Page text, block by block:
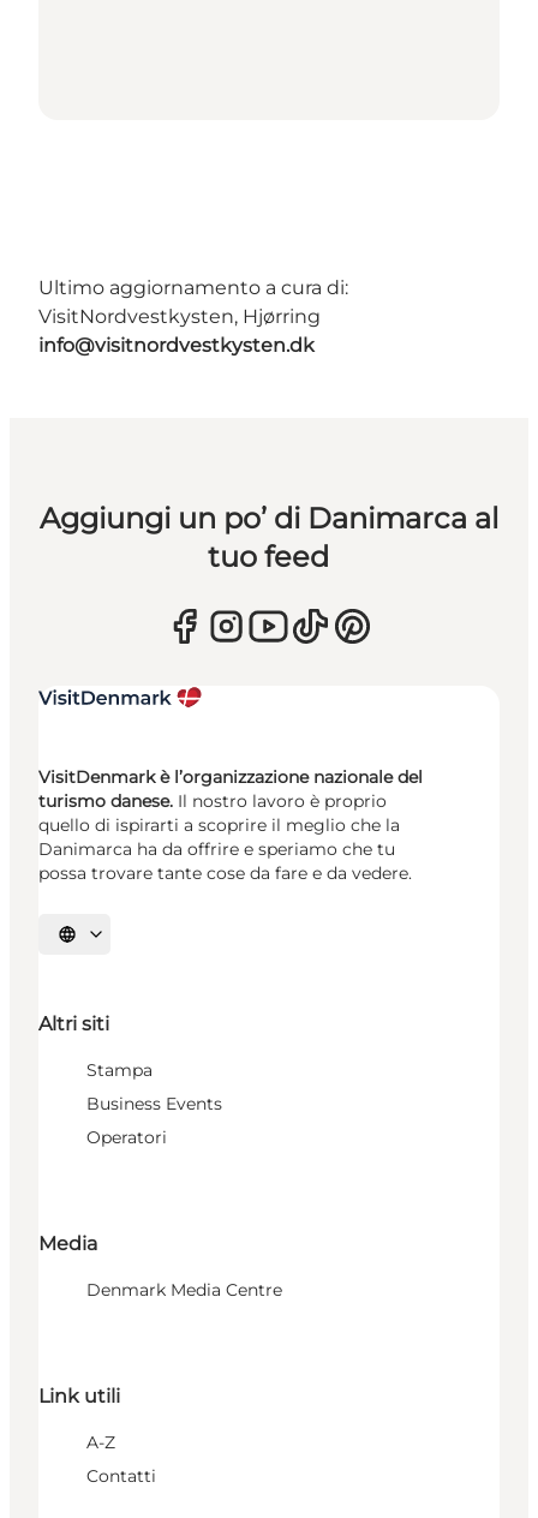
Ultimo aggiornamento a cura di:
VisitNordvestkysten, Hjørring
info@visitnordvestkysten.dk
Aggiungi un po’ di Danimarca al
tuo feed
VisitDenmark è l’organizzazione nazionale del
turismo danese. Il nostro lavoro è proprio
quello di ispirarti a scoprire il meglio che la
Danimarca ha da offrire e speriamo che tu
possa trovare tante cose da fare e da vedere.
Seleziona la lingua
Altri siti
Stampa
Business Events
Operatori
Media
Denmark Media Centre
Link utili
A-Z
Contatti